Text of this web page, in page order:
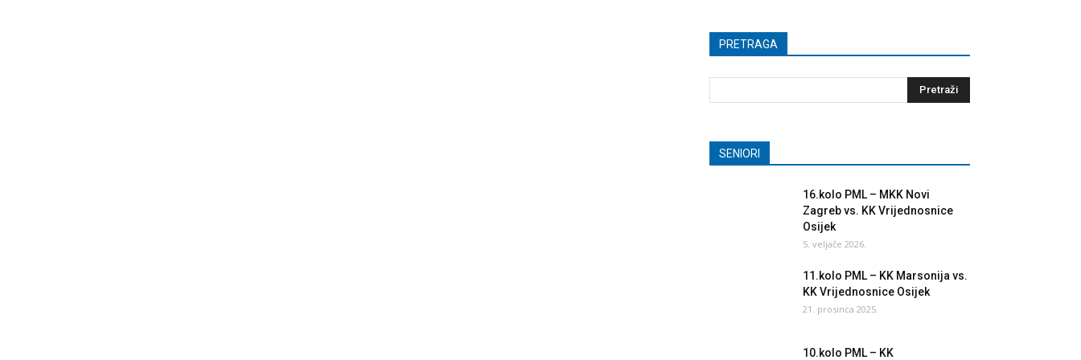
PRETRAGA
SENIORI
16.kolo PML – MKK Novi
Zagreb vs. KK Vrijednosnice
Osijek
5. veljače 2026.
11.kolo PML – KK Marsonija vs.
KK Vrijednosnice Osijek
21. prosinca 2025.
10.kolo PML – KK